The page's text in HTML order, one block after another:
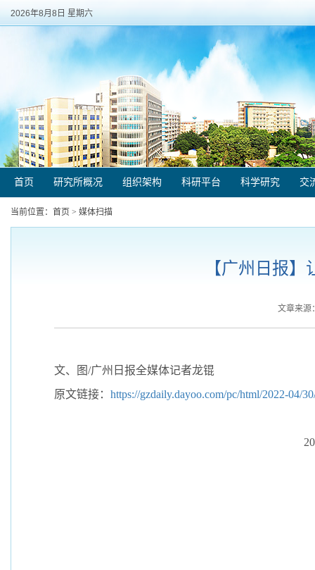
2026年8月8日 星期六
首页 研究所概况 组织架构 科研平台 科学研究 交
当前位置： 首页 > 媒体扫描
【广州日报
文章来源
文、图/广州日报全媒体记者龙锟
原文链接： https://gzdaily.dayoo.com/pc/html/2022-04/